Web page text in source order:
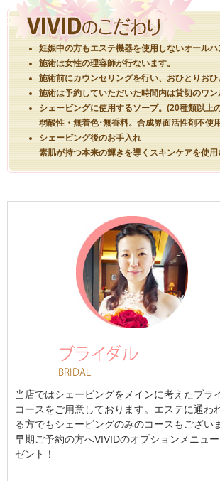
妊娠中の方もエステ機器を使用しないオール
施術は女性の理容師が行ないます。
施術前にカウンセリングを行い、おひとりお
施術は予約していただいた時間内は貸切のワン
シェービングに使用するソープ。(20種類以上
弱酸性・無着色･無香料。合成界面活性剤不使
シェービング後のお手入れ
素肌が持つ本来の輝きを導くスキンケアを使
当店ではシェービングをメインに考えたブラ
コースをご用意しております。エステに通わ
る方でもシェービングのみのコースもござい
早期ご予約の方へVIVIDのオプションメニュ
ゼント！